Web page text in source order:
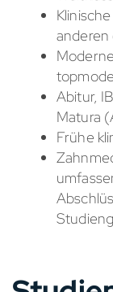
Abitur,
Matura
Frühe